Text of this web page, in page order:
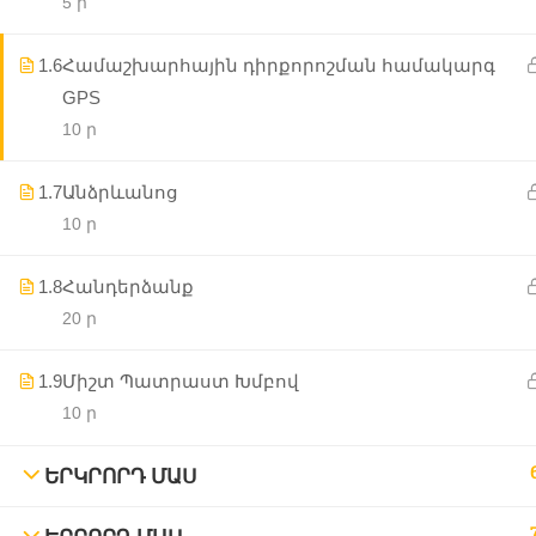
1.6Համաշխարհային դիրքորոշման համակարգ
GPS
10 ր
1.7Անձրևանոց
10 ր
1.8Հանդերձանք
20 ր
1.9Միշտ Պատրաստ Խմբով
10 ր
ԵՐԿՐՈՐԴ ՄԱՍ